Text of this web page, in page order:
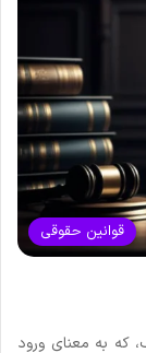
قوانین حقوقی
که به معنای ورود